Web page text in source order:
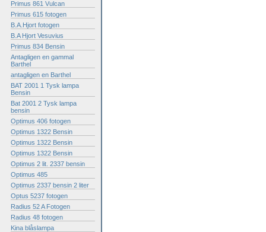
Primus 861 Vulcan
Primus 615 fotogen
B.A.Hjort fotogen
B.A Hjort Vesuvius
Primus 834 Bensin
Antagligen en gammal
Barthel
antagligen en Barthel
BAT 2001 1 Tysk lampa
Bensin
Bat 2001 2 Tysk lampa
bensin
Optimus 406 fotogen
Optimus 1322 Bensin
Optimus 1322 Bensin
Optimus 1322 Bensin
Optimus 2 lit. 2337 bensin
Optimus 485
Optimus 2337 bensin 2 liter
Optus 5237 fotogen
Radius 52 A Fotogen
Radius 48 fotogen
Kina blåslampa